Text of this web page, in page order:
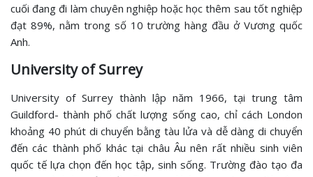
cuối đang đi làm chuyên nghiệp hoặc học thêm sau tốt nghiệp
đạt 89%, nằm trong số 10 trường hàng đầu ở Vương quốc
Anh.
University of Surrey
University of Surrey thành lập năm 1966, tại trung tâm
Guildford- thành phố chất lượng sống cao, chỉ cách London
khoảng 40 phút di chuyển bằng tàu lửa và dễ dàng di chuyển
đến các thành phố khác tại châu Âu nên rất nhiều sinh viên
quốc tế lựa chọn đến học tập, sinh sống. Trường đào tạo đa